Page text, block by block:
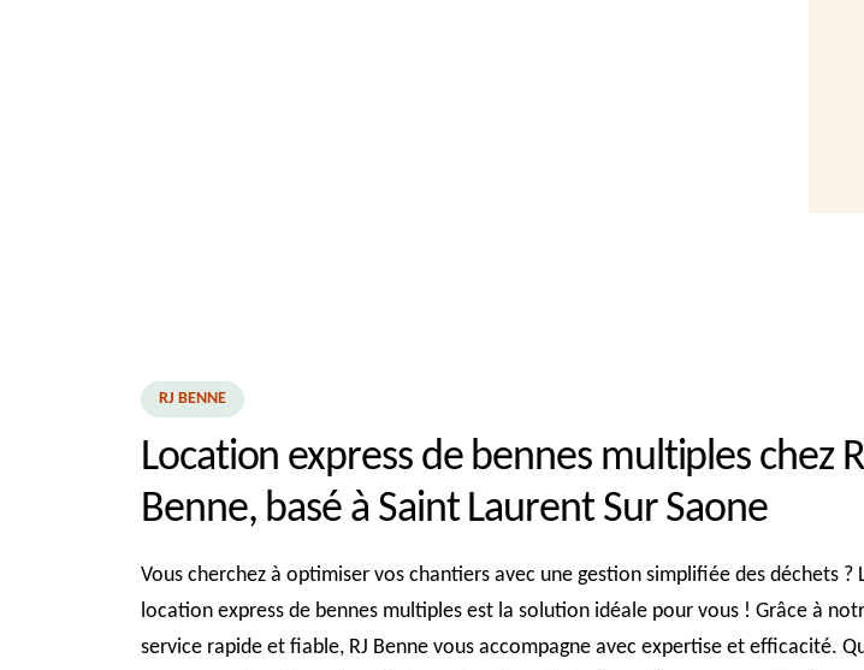
RJ BENNE
Location express de bennes multiples chez
Benne, basé à Saint Laurent Sur Saone
Vous cherchez à optimiser vos chantiers avec une gestion simplifiée des déchets ?
location express de bennes multiples est la solution idéale pour vous ! Grâce à
service rapide et fiable, RJ Benne vous accompagne avec expertise et efficacité.